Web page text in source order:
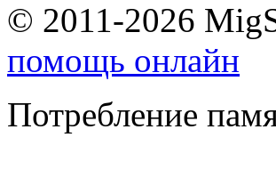
© 2011-2026
помощь онлайн
Потребление